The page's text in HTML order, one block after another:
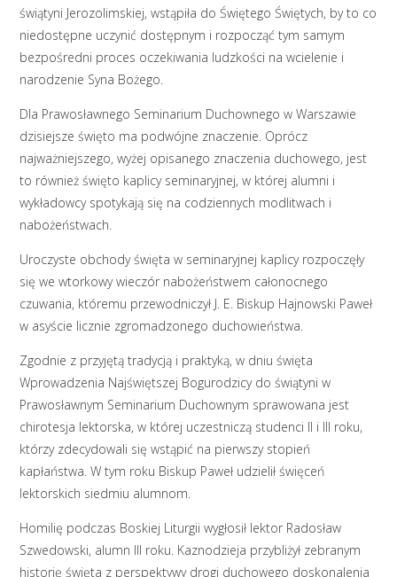
świątyni Jerozolimskiej, wstąpiła do Świętego Świętych, by to co
niedostępne uczynić dostępnym i rozpocząć tym samym
bezpośredni proces oczekiwania ludzkości na wcielenie i
narodzenie Syna Bożego.
Dla Prawosławnego Seminarium Duchownego w Warszawie
dzisiejsze święto ma podwójne znaczenie. Oprócz
najważniejszego, wyżej opisanego znaczenia duchowego, jest
to również święto kaplicy seminaryjnej, w której alumni i
wykładowcy spotykają się na codziennych modlitwach i
nabożeństwach.
Uroczyste obchody święta w seminaryjnej kaplicy rozpoczęły
się we wtorkowy wieczór nabożeństwem całonocnego
czuwania, któremu przewodniczył J. E. Biskup Hajnowski Paweł
w asyście licznie zgromadzonego duchowieństwa.
Zgodnie z przyjętą tradycją i praktyką, w dniu święta
Wprowadzenia Najświętszej Bogurodzicy do świątyni w
Prawosławnym Seminarium Duchownym sprawowana jest
chirotesja lektorska, w której uczestniczą studenci II i III roku,
którzy zdecydowali się wstąpić na pierwszy stopień
kapłaństwa. W tym roku Biskup Paweł udzielił święceń
lektorskich siedmiu alumnom.
Homilię podczas Boskiej Liturgii wygłosił lektor Radosław
Szwedowski, alumn III roku. Kaznodzieja przybliżył zebranym
historię święta z perspektywy drogi duchowego doskonalenia